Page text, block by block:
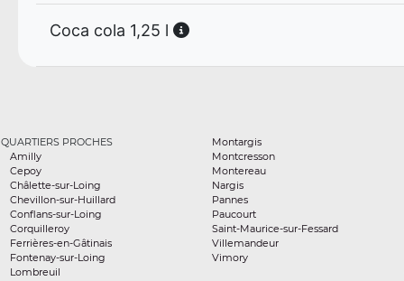
Coca cola 1,25 l
QUARTIERS PROCHES
Amilly
Cepoy
Châlette-sur-Loing
Chevillon-sur-Huillard
Conflans-sur-Loing
Corquilleroy
Ferrières-en-Gâtinais
Fontenay-sur-Loing
Lombreuil
Montargis
Montcresson
Montereau
Nargis
Pannes
Paucourt
Saint-Maurice-sur-Fessard
Villemandeur
Vimory